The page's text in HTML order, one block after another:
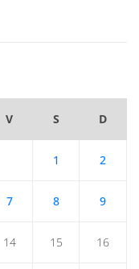
V S D
1 2
7 8 9
14 15 16